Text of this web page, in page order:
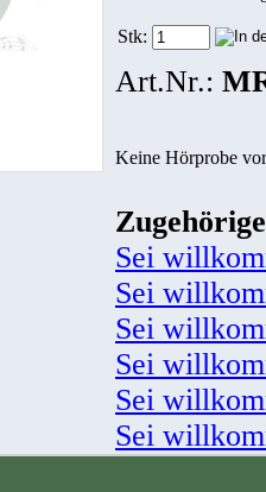
Stk:
Art.Nr.:
Keine Hörprobe
Sei
Sei
Sei
Sei
Sei
Sei